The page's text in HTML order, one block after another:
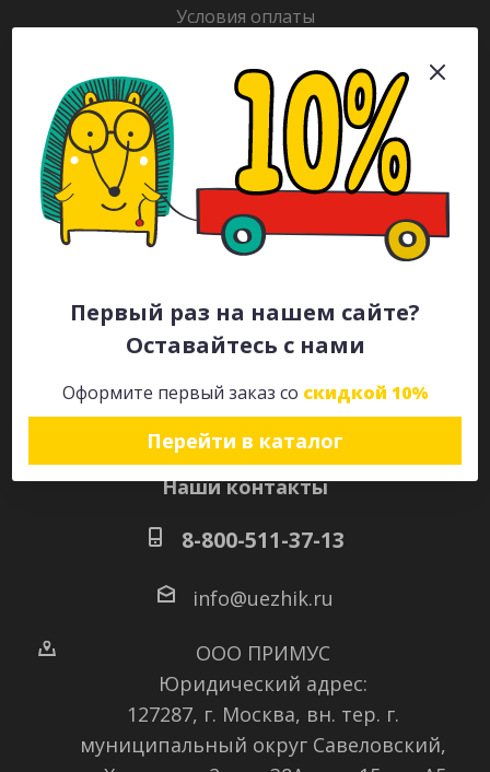
Первый раз на нашем сайте?
Оставайтесь с нами
Оформите первый заказ со скидкой 10%
Перейти в каталог
Условия оплаты
Гарантия на товар
Раскраски
Рекламодателям
Каталог
Будьте всегда в курсе!
Наши контакты
8-800-511-37-13
info@uezhik.ru
ООО ПРИМУС
Юридический адрес:
127287, г. Москва, вн. тер. г.
муниципальный округ Савеловский,